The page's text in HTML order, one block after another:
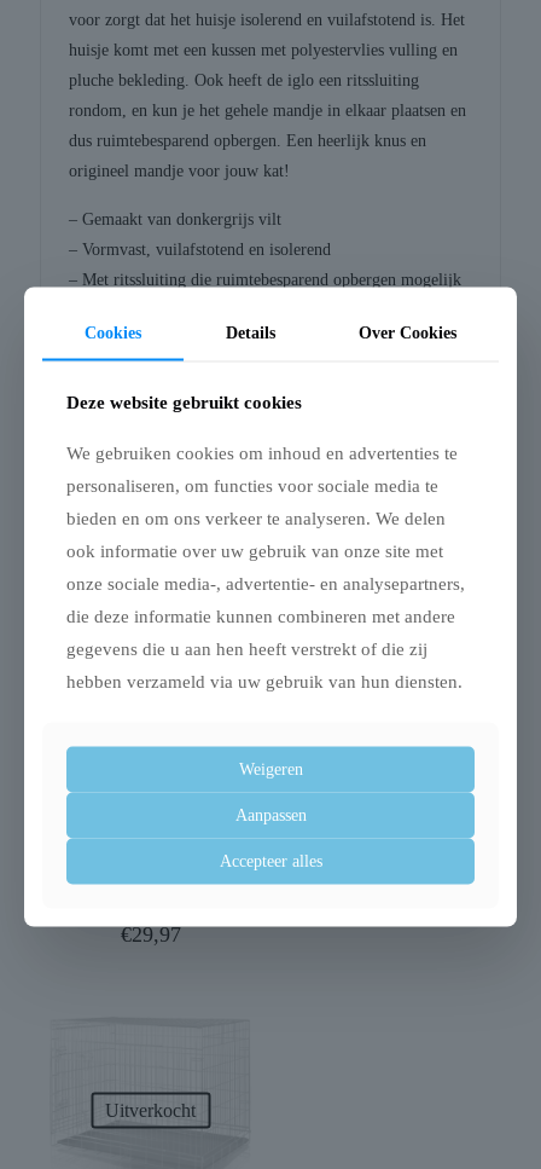
voor zorgt dat het huisje isolerend en vuilafstotend is. Het
huisje komt met een kussen met polyestervlies vulling en
pluche bekleding. Ook heeft de iglo een ritssluiting
rondom, en kun je het gehele mandje in elkaar plaatsen en
dus ruimtebesparend opbergen. Een heerlijk knus en
origineel mandje voor jouw kat!
– Gemaakt van donkergrijs vilt
– Vormvast, vuilafstotend en isolerend
– Met ritssluiting die ruimtebesparend opbergen mogelijk
– Leuke, originele vorm
– Kussen te wassen met de hand
Afmeting: 40X24X47 cm
Gerelateerde producten
Trixie aqua toy ring
€29,97
Trixie benche home
Uitverkocht
Cookies Details Over Cookies
Deze website gebruikt cookies
We gebruiken cookies om inhoud en advertenties te
personaliseren, om functies voor sociale media te
bieden en om ons verkeer te analyseren. We delen
ook informatie over uw gebruik van onze site met
onze sociale media-, advertentie- en analysepartners,
die deze informatie kunnen combineren met andere
gegevens die u aan hen heeft verstrekt of die zij
hebben verzameld via uw gebruik van hun diensten.
Weigeren
Aanpassen
Accepteer alles